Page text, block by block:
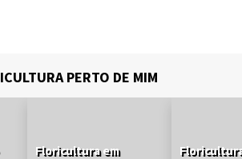
PERTO DE MIM
Floricultura em